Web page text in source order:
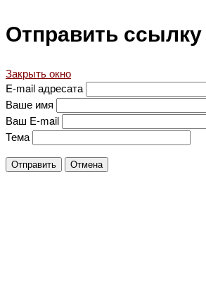
Отправить ссылку
Закрыть окно
E-mail адресата
Ваше имя
Ваш E-mail
Тема
Отправить Отмена